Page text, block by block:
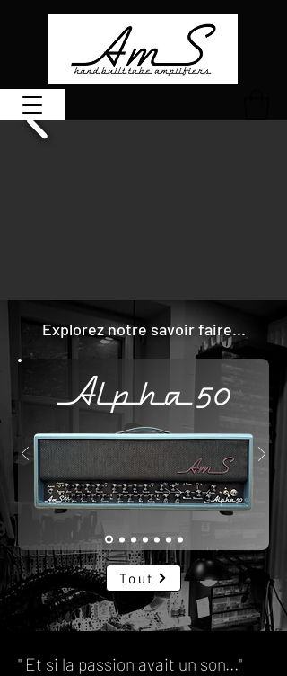
Explorez notre savoir faire...
Tout
" Et si la passion avait un son..."